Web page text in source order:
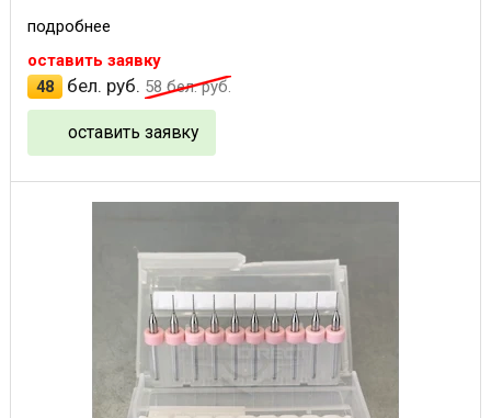
подробнее
оставить заявку
48
бел. руб. 58бел. руб.
оставить заявку